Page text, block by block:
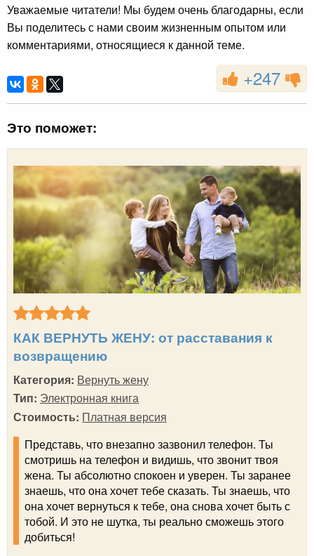
Уважаемые читатели! Мы будем очень благодарны, если
Вы поделитесь с нами своим жизненным опытом или
комментариями, относящиеся к данной теме.
+247
Это поможет:
КАК ВЕРНУТЬ ЖЕНУ: от расставания к
возвращению
Категория: Вернуть жену
Тип: Электронная книга
Стоимость: Платная версия
Представь, что внезапно зазвонил телефон. Ты
смотришь на телефон и видишь, что звонит твоя
жена. Ты абсолютно спокоен и уверен. Ты заранее
знаешь, что она хочет тебе сказать. Ты знаешь, что
она хочет вернуться к тебе, она снова хочет быть с
тобой. И это не шутка, ты реально сможешь этого
добиться!